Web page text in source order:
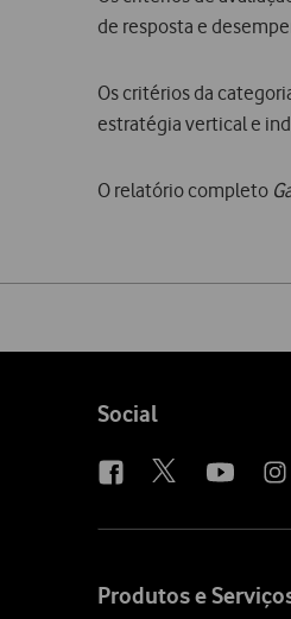
de resposta e
Os critérios da
estratégia vertical e
O relatório completo
social
Follow
Social
Produtos e